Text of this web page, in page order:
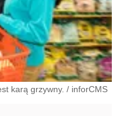
karą grzywny. / inforCMS